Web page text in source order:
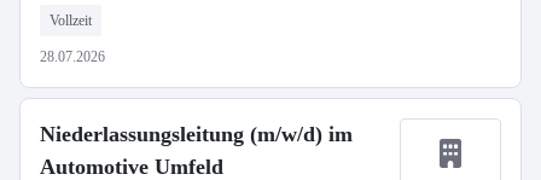
Vollzeit
28.07.2026
Niederlassungsleitung (m/w/d) im
Automotive Umfeld